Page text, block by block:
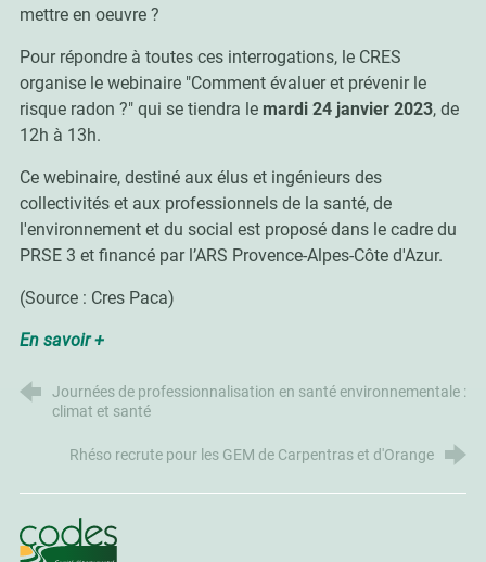
mettre en oeuvre ?
Pour répondre à toutes ces interrogations, le CRES
organise le webinaire "Comment évaluer et prévenir le
risque radon ?" qui se tiendra le mardi 24 janvier 2023, de
12h à 13h.
Ce webinaire, destiné aux élus et ingénieurs des
collectivités et aux professionnels de la santé, de
l'environnement et du social est proposé dans le cadre du
PRSE 3 et financé par l’ARS Provence-Alpes-Côte d'Azur.
(Source : Cres Paca)
En savoir +
Journées de professionnalisation en santé environnementale :
climat et santé
Rhéso recrute pour les GEM de Carpentras et d'Orange
CoDES 84